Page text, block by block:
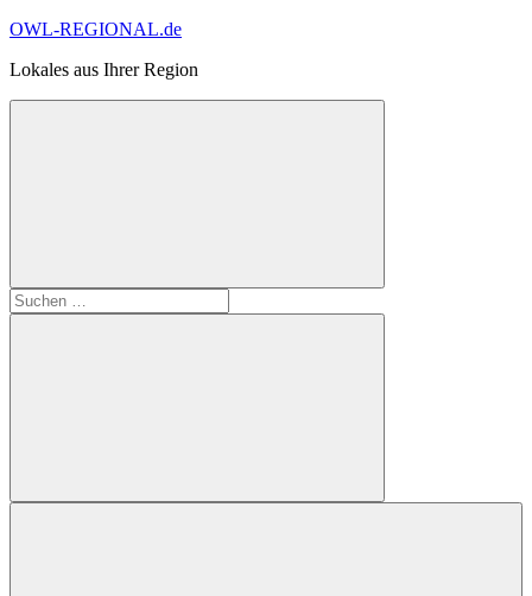
Zum
springen
OWL-REGIONAL.de
Lokales aus Ihrer Region
Suchformular
öffnen
Suchen
nach:
Suchen